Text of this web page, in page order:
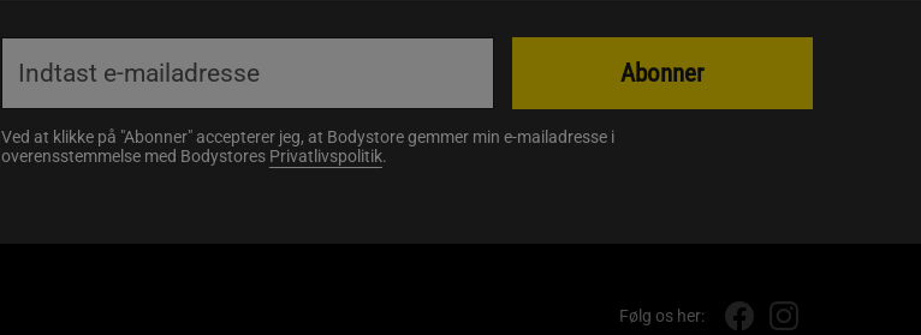
Ved at klikke på "Abonner" accepterer jeg, at Bodystore gemmer min e-mailadresse i
overensstemmelse med Bodystores Privatlivspolitik.
Abonner
Følg os her: